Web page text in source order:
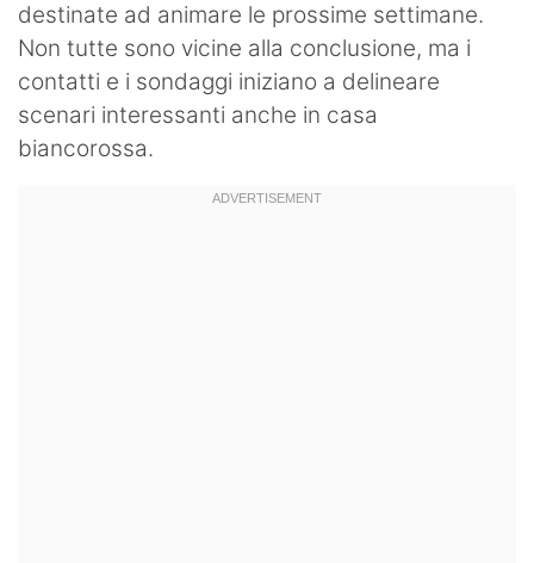
destinate ad animare le prossime settimane.
Non tutte sono vicine alla conclusione, ma i
contatti e i sondaggi iniziano a delineare
scenari interessanti anche in casa
biancorossa.